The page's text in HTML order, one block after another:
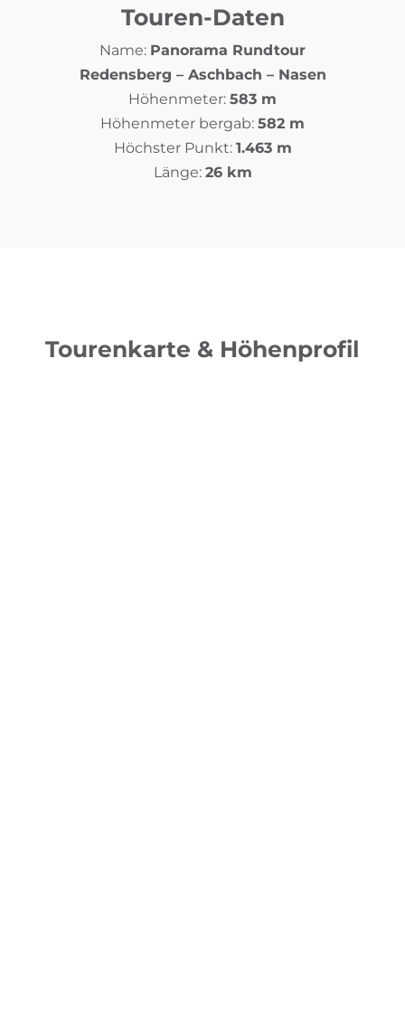
Touren-Daten
Name: Panorama Rundtour
Redensberg – Aschbach – Nasen
Höhenmeter: 583 m
Höhenmeter bergab: 582 m
Höchster Punkt: 1.463 m
Länge: 26 km
Tourenkarte & Höhenprofil